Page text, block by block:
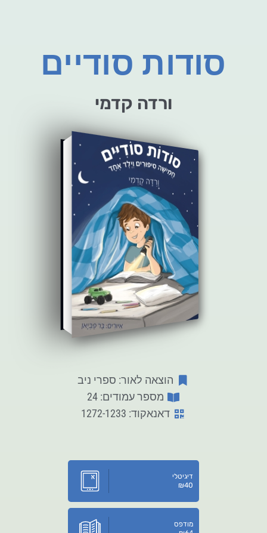
סודות סודיים
ורדה קדמי
הוצאה לאור: ספרי ניב
מספר עמודים: 24
דאנאקוד: 1272-1233
דיגיטלי
₪40
מודפס